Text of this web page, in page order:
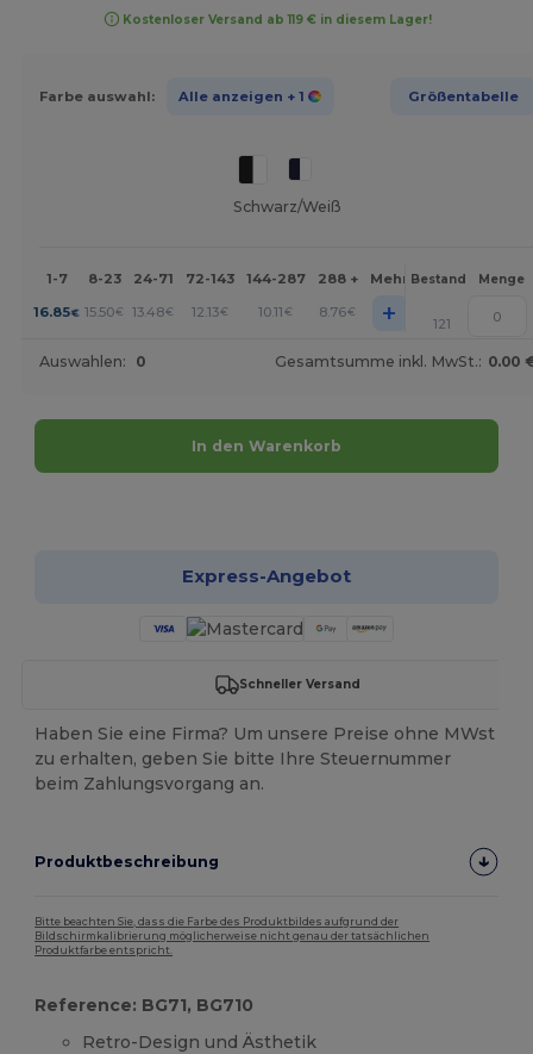
Kostenloser Versand ab 119 € in diesem Lager!
Farbe auswahl: Alle anzeigen + 1 Größentabelle
Schwarz/Weiß
1-7 8-23 24-71 72-143 144-287 288 + Mehr Bestand Menge
16.85€ 15.50€ 13.48€ 12.13€ 10.11 € 8.76€ + 121
Auswahlen: 0 Gesamtsumme inkl. MwSt.: 0.00
In den Warenkorb
Express-Angebot
Schneller Versand
Haben Sie eine Firma? Um unsere Preise ohne MWst
zu erhalten, geben Sie bitte Ihre Steuernummer
beim Zahlungsvorgang an.
Produktbeschreibung
Bitte beachten Sie, dass die Farbe des Produktbildes aufgrund der
Bildschirmkalibrierung möglicherweise nicht genau der tatsächlichen
Produktfarbe entspricht.
Reference: BG71, BG710
Retro-Design und Ästhetik